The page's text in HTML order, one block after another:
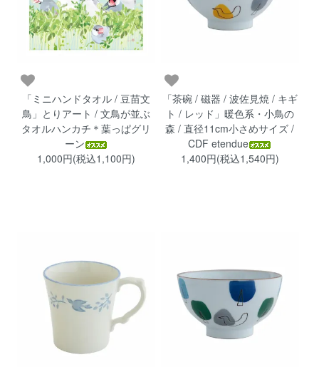
「ミニハンドタオル / 豆苗文
鳥」とりアート / 文鳥が並ぶ
タオルハンカチ＊葉っぱグリ
ーン
1,000円(税込1,100円)
「茶碗 / 磁器 / 波佐見焼 / キギ
ト / レッド」暖色系・小鳥の
森 / 直径11cm小さめサイズ /
CDF etendue
1,400円(税込1,540円)